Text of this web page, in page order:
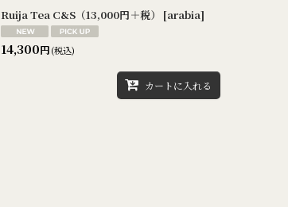
Ruija Tea C&S（13,000円＋税） [arabia]
14,300円(税込)
カートに入れる